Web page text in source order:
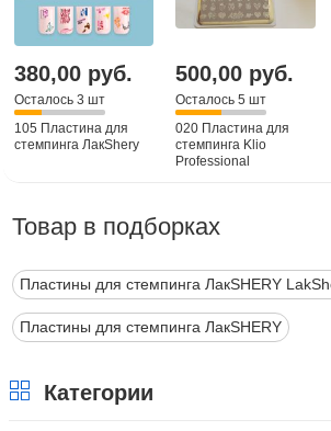
380,00 руб.
Осталось 3 шт
105 Пластина для
стемпинга ЛакShery
500,00 руб.
Осталось 5 шт
020 Пластина для
стемпинга Klio
Professional
Товар в подборках
Пластины для стемпинга ЛакSHERY
Пластины для стемпинга ЛакSHERY
Категории